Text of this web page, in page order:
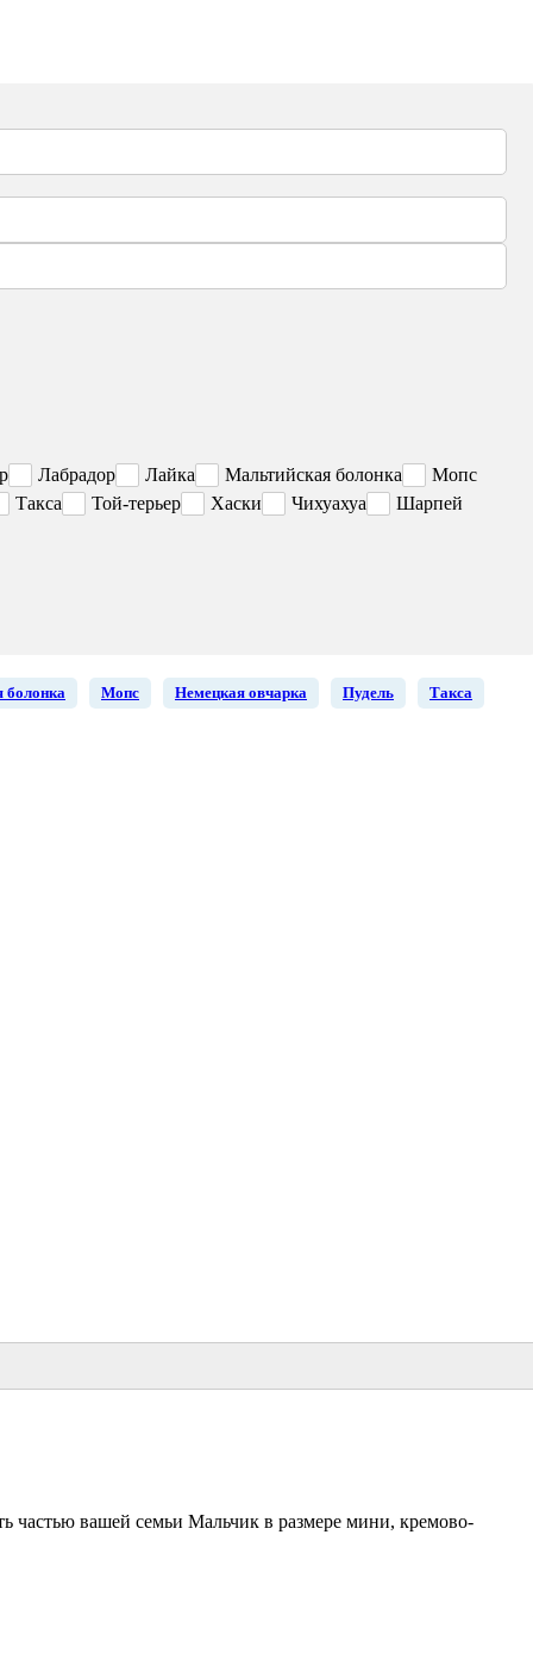
Лабрадор Лайка Мальтийская болонка
Мопс
Такса Той-терьер Хаски Чихуахуа
Шарпей
болонка Мопс Немецкая овчарка Пудель Такса
частью вашей семьи Мальчик в размере мини, кремово-